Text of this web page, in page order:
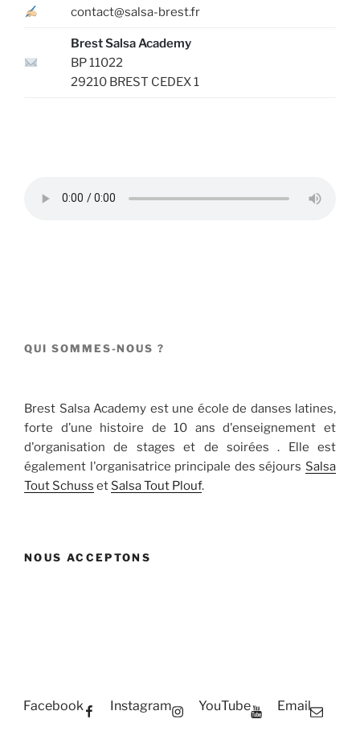
contact@salsa-brest.fr
Brest Salsa Academy
BP 11022
29210 BREST CEDEX 1
QUI SOMMES-NOUS ?
Brest Salsa Academy est une école de danses latines,
forte d’une histoire de 10 ans d'enseignement et
d'organisation de stages et de soirées . Elle est
également l'organisatrice principale des séjours Salsa
Tout Schuss et Salsa Tout Plouf.
NOUS ACCEPTONS
Facebook Instagram YouTube Email